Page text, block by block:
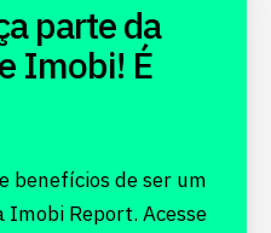
parte da
Imobi! É
benefícios de ser um
Report. Acesse